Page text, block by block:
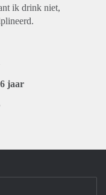
ik drink niet,
jaar